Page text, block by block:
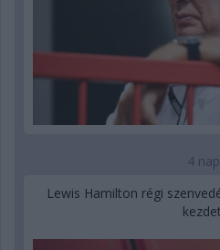
4
Lewis Hamilton régi